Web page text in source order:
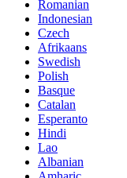
Romanian
Indonesian
Czech
Afrikaans
Swedish
Polish
Basque
Catalan
Esperanto
Hindi
Lao
Albanian